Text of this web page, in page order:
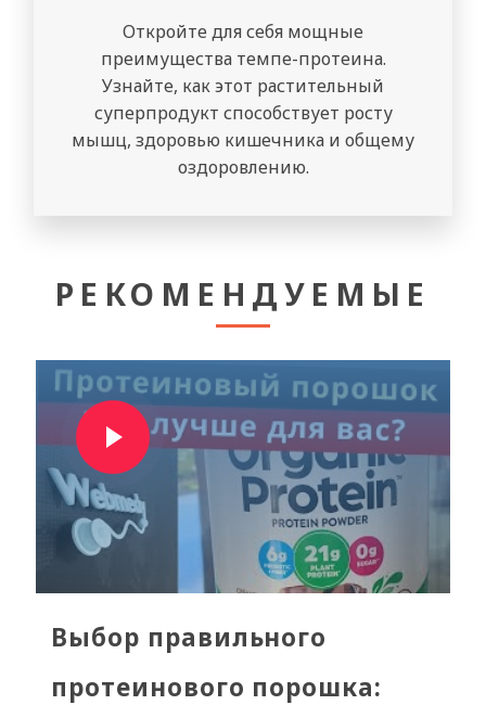
Откройте для себя мощные
преимущества темпе-протеина.
Узнайте, как этот растительный
суперпродукт способствует росту
мышц, здоровью кишечника и общему
оздоровлению.
РЕКОМЕНДУЕМЫЕ
Выбор правильного
протеинового порошка: